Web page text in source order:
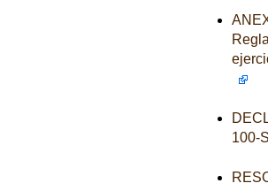
100-